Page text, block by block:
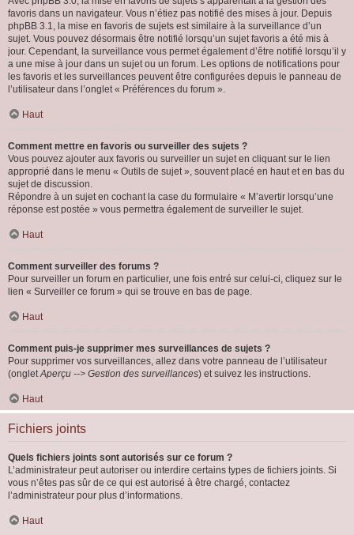
favoris dans un navigateur. Vous n’étiez pas notifié des mises à jour. Depuis
phpBB 3.1, la mise en favoris de sujets est similaire à la surveillance d’un
sujet. Vous pouvez désormais être notifié lorsqu’un sujet favoris a été mis à
jour. Cependant, la surveillance vous permet également d’être notifié lorsqu’il y
a une mise à jour dans un sujet ou un forum. Les options de notifications pour
les favoris et les surveillances peuvent être configurées depuis le panneau de
l’utilisateur dans l’onglet « Préférences du forum ».
Haut
Comment mettre en favoris ou surveiller des sujets ?
Vous pouvez ajouter aux favoris ou surveiller un sujet en cliquant sur le lien
approprié dans le menu « Outils de sujet », souvent placé en haut et en bas du
sujet de discussion.
Répondre à un sujet en cochant la case du formulaire « M’avertir lorsqu’une
réponse est postée » vous permettra également de surveiller le sujet.
Haut
Comment surveiller des forums ?
Pour surveiller un forum en particulier, une fois entré sur celui-ci, cliquez sur le
lien « Surveiller ce forum » qui se trouve en bas de page.
Haut
Comment puis-je supprimer mes surveillances de sujets ?
Pour supprimer vos surveillances, allez dans votre panneau de l’utilisateur
(ongletAperçu --> Gestion des surveillances) et suivez les instructions.
Haut
Fichiers joints
Quels fichiers joints sont autorisés sur ce forum ?
L’administrateur peut autoriser ou interdire certains types de fichiers joints. Si
vous n’êtes pas sûr de ce qui est autorisé à être chargé, contactez
l’administrateur pour plus d’informations.
Haut